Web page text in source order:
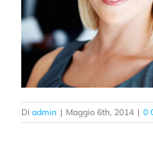
Di admin | Maggio 6th, 2014 | 0